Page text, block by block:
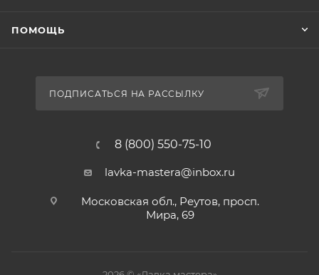
ПОМОЩЬ
ПОДПИСАТЬСЯ НА РАССЫЛКУ
8 (800) 550-75-10
lavka-mastera@inbox.ru
Московская обл., Реутов, просп.
Мира, 69